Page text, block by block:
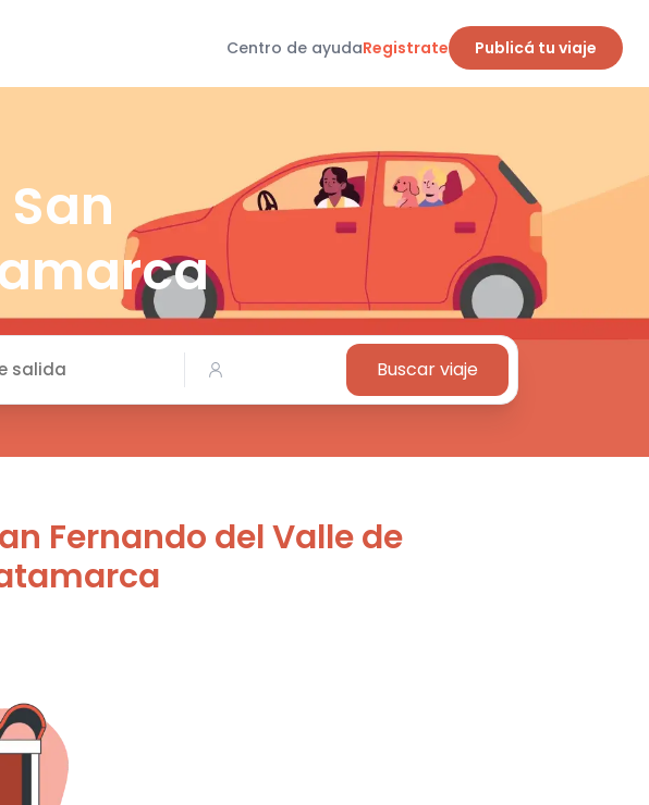
Centro de ayudaRegistrate Publicá tu viaje
salida Buscar viaje
Fernando del Valle de